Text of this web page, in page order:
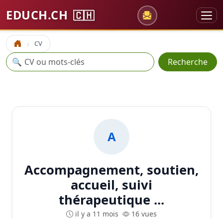
EDUCH.CH 🇨🇭
Accueil CV
Recherche
🔍 Recherche
A
Accompagnement, soutien,
accueil, suivi
thérapeutique ...
il y a 11 mois 16 vues